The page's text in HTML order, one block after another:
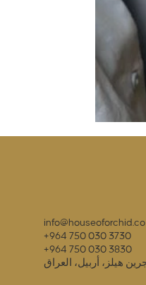
info@houseoforchid.co
+964 750 030 3730
+964 750 030 3830